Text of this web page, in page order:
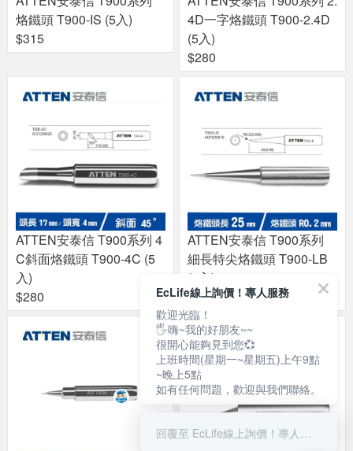
烙鐵頭 T900-IS (5入)
$315
4D一字烙鐵頭 T900-2.4D
(5入)
$280
ATTEN安泰信 T900系列 4
C斜面烙鐵頭 T900-4C (5
入)
$280
ATTEN安泰信 T900系列
細長特尖烙鐵頭 T900-LB
(5入)
$280
EcLife線上詢價！專人服務
歡迎光臨！
🖐嗨~我的好朋友~~
很開心能夠見到您💞
上班時間(星期一~星期五)上午9點
~晚上5點
如有任何問題，歡迎與我們聯絡。
回覆至 EcLife線上詢價！專人服務